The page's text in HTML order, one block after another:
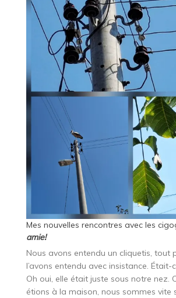
Mes nouvelles rencontres avec les
amie!
Nous avons entendu un cliquetis, tout
l’avons entendu avec insistance. Était-
Oh oui, elle était juste sous notre nez.
étions à la maison, nous sommes vite